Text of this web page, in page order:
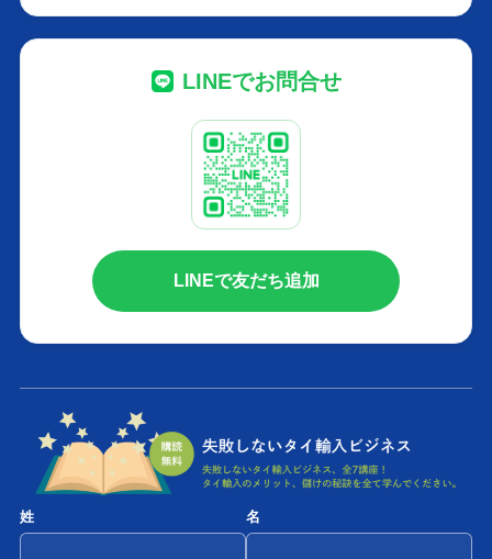
LINEでお問合せ
LINEで友だち追加
姓 名